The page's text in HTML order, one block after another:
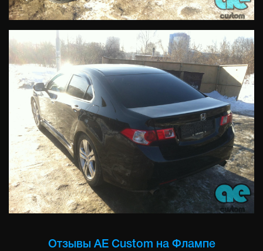
Отзывы AE Custom на Флампе